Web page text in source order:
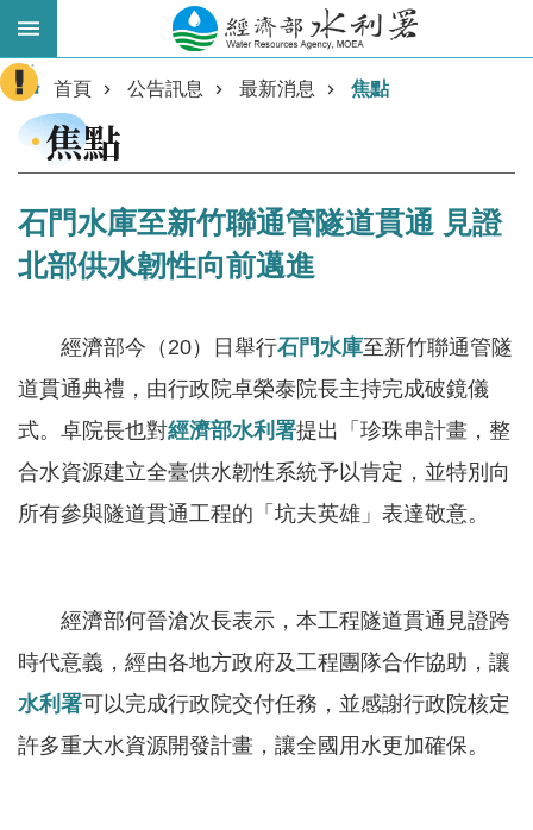
跳到主要內容區塊
進
階
搜
業
務
主
水
情
告
:::
首頁 公告訊息 最新消息 焦點
焦點
石門水庫至新竹聯通管隧道貫通 見證
北部供水韌性向前邁進
經濟部今（20）日舉行石門水庫至新竹聯通管隧
道貫通典禮，由行政院卓榮泰院長主持完成破鏡儀
式。卓院長也對經濟部水利署提出「珍珠串計畫，整
合水資源建立全臺供水韌性系統予以肯定，並特別向
所有參與隧道貫通工程的「坑夫英雄」表達敬意。
經濟部何晉滄次長表示，本工程隧道貫通見證跨
時代意義，經由各地方政府及工程團隊合作協助，讓
水利署可以完成行政院交付任務，並感謝行政院核定
許多重大水資源開發計畫，讓全國用水更加確保。